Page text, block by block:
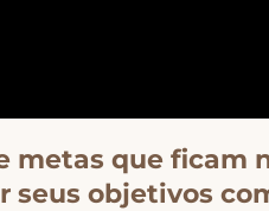
metas que ficam
seus objetivos